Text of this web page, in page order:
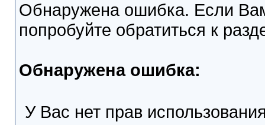
Обнаружена ошибка. Если
попробуйте обратиться к
Обнаружена ошибка:
У Вас нет прав